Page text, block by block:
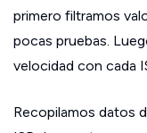
primero filtramos
pocas pruebas.
velocidad con cada
Recopilamos datos